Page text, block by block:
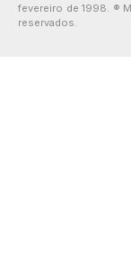
fevereiro de 1998. ®
reservados.